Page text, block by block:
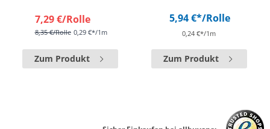
7,29 €/Rolle
8,35 €/Rolle 0,29 €*/1m
Zum Produkt
5,94 €*/Rolle
0,24 €*/1m
Zum Produkt